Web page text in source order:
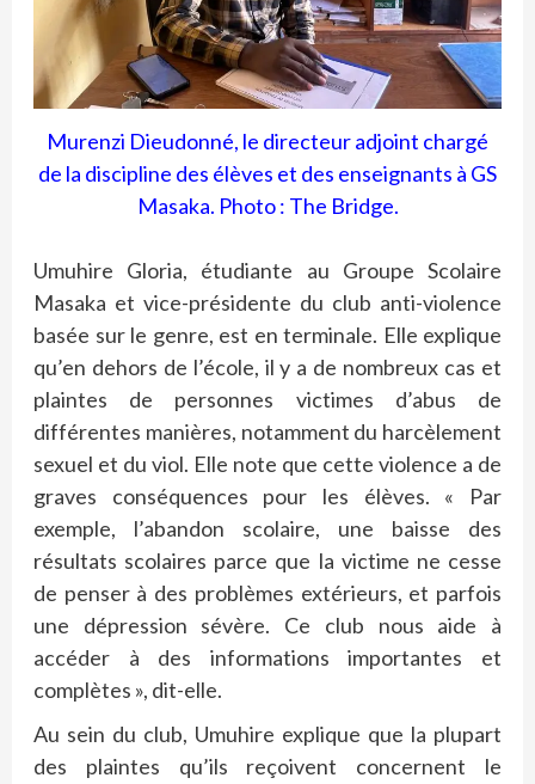
Murenzi Dieudonné, le directeur adjoint chargé
de la discipline des élèves et des enseignants à GS
Masaka. Photo : The Bridge.
Umuhire Gloria, étudiante au Groupe Scolaire
Masaka et vice-présidente du club anti-violence
basée sur le genre, est en terminale. Elle explique
qu’en dehors de l’école, il y a de nombreux cas et
plaintes de personnes victimes d’abus de
différentes manières, notamment du harcèlement
sexuel et du viol. Elle note que cette violence a de
graves conséquences pour les élèves. « Par
exemple, l’abandon scolaire, une baisse des
résultats scolaires parce que la victime ne cesse
de penser à des problèmes extérieurs, et parfois
une dépression sévère. Ce club nous aide à
accéder à des informations importantes et
complètes », dit-elle.
Au sein du club, Umuhire explique que la plupart
des plaintes qu’ils reçoivent concernent le